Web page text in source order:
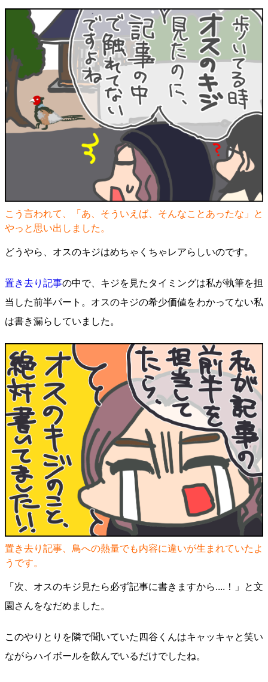
こう言われて、「あ、そういえば、そんなことあったな」と
やっと思い出しました。
どうやら、オスのキジはめちゃくちゃレアらしいのです。
置き去り記事の中で、キジを見たタイミングは私が執筆を担
当した前半パート。オスのキジの希少価値をわかってない私
は書き漏らしていました。
置き去り記事、鳥への熱量でも内容に違いが生まれていたよ
うです。
「次、オスのキジ見たら必ず記事に書きますから....！」と文
園さんをなだめました。
このやりとりを隣で聞いていた四谷くんはキャッキャと笑い
ながらハイボールを飲んでいるだけでしたね。